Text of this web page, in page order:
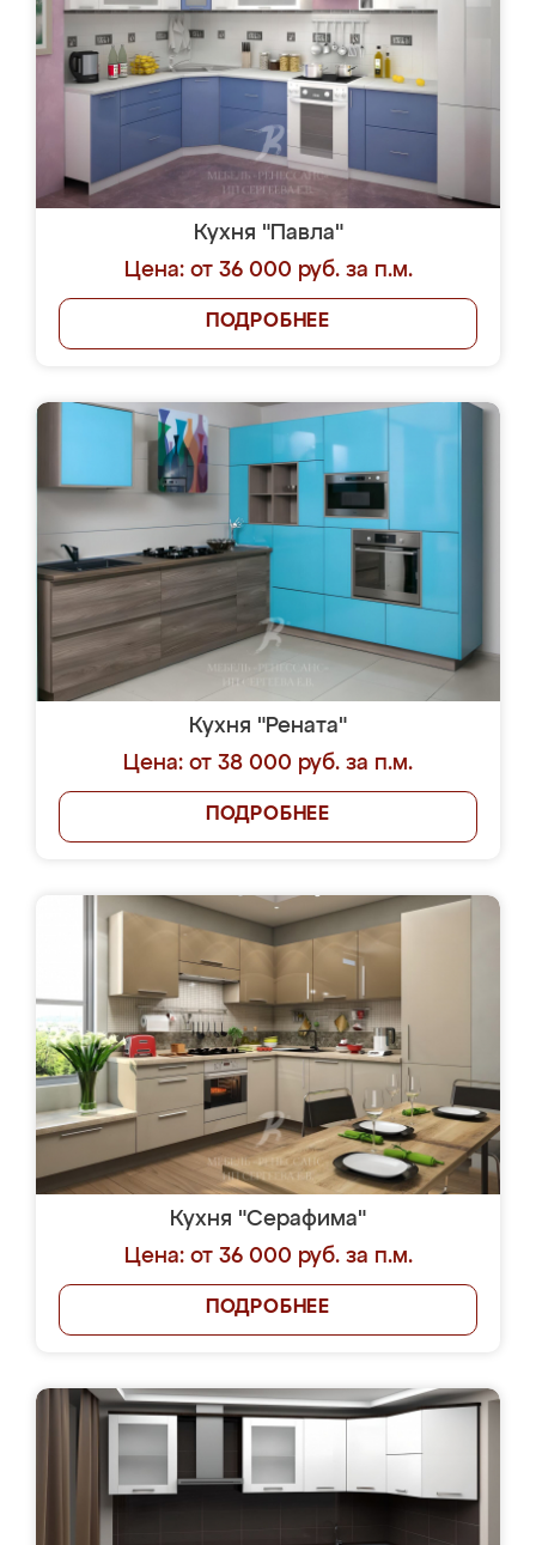
Кухня "Павла"
Цена: от 36 000 руб. за п.м.
ПОДРОБНЕЕ
Кухня "Рената"
Цена: от 38 000 руб. за п.м.
ПОДРОБНЕЕ
Кухня "Серафима"
Цена: от 36 000 руб. за п.м.
ПОДРОБНЕЕ